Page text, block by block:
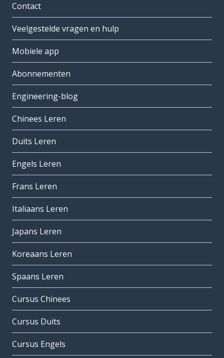
Contact
Veelgestelde vragen en hulp
Mobiele app
Abonnementen
Engineering-blog
Chinees Leren
Duits Leren
Engels Leren
Frans Leren
Italiaans Leren
Japans Leren
Koreaans Leren
Spaans Leren
Cursus Chinees
Cursus Duits
Cursus Engels